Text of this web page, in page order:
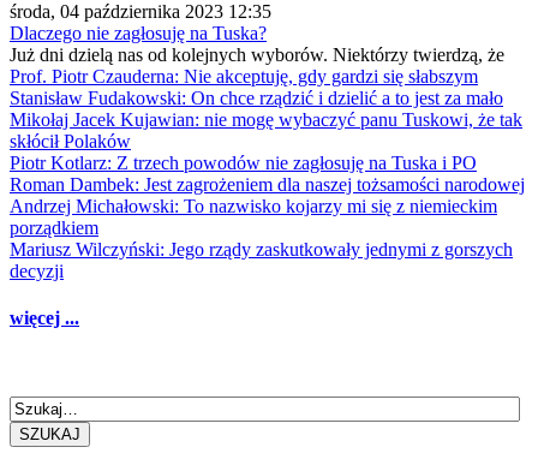
środa, 04 października 2023 12:35
Dlaczego nie zagłosuję na Tuska?
Już dni dzielą nas od kolejnych wyborów. Niektórzy twierdzą, że
Prof. Piotr Czauderna: Nie akceptuję, gdy gardzi się słabszym
Stanisław Fudakowski: On chce rządzić i dzielić a to jest za mało
Mikołaj Jacek Kujawian: nie mogę wybaczyć panu Tuskowi, że tak
skłócił Polaków
Piotr Kotlarz: Z trzech powodów nie zagłosuję na Tuska i PO
Roman Dambek: Jest zagrożeniem dla naszej tożsamości narodowej
Andrzej Michałowski: To nazwisko kojarzy mi się z niemieckim
porządkiem
Mariusz Wilczyński: Jego rządy zaskutkowały jednymi z gorszych
decyzji
więcej ...
SZUKAJ